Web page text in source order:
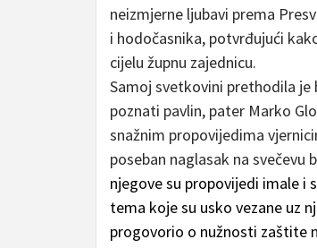
neizmjerne ljubavi prema
i hodočasnika, potvrđujući
cijelu župnu zajednicu.
Samoj svetkovini prethodila
poznati pavlin, pater Marko
snažnim propovijedima
poseban naglasak na
njegove su propovijedi imale i
tema koje su usko vezane uz
progovorio o nužnosti zaštite